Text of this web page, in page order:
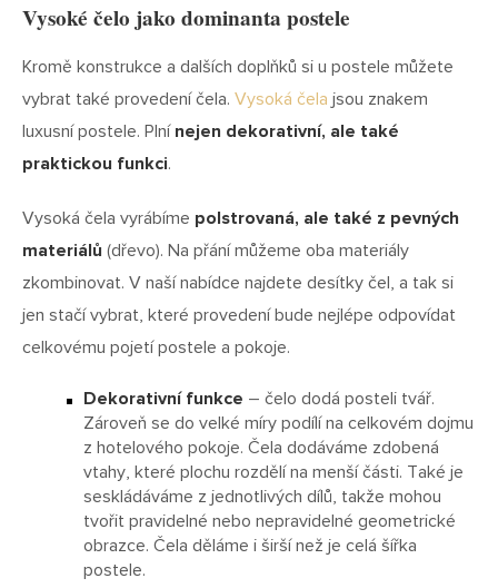
Vysoké čelo jako dominanta postele
Kromě konstrukce a dalších doplňků si u postele můžete
vybrat také provedení čela. Vysoká čela jsou znakem
luxusní postele. Plní nejen dekorativní, ale také
praktickou funkci.
Vysoká čela vyrábíme polstrovaná, ale také z pevných
materiálů (dřevo). Na přání můžeme oba materiály
zkombinovat. V naší nabídce najdete desítky čel, a tak si
jen stačí vybrat, které provedení bude nejlépe odpovídat
celkovému pojetí postele a pokoje.
Dekorativní funkce – čelo dodá posteli tvář.
Zároveň se do velké míry podílí na celkovém dojmu
z hotelového pokoje. Čela dodáváme zdobená
vtahy, které plochu rozdělí na menší části. Také je
seskládáváme z jednotlivých dílů, takže mohou
tvořit pravidelné nebo nepravidelné geometrické
obrazce. Čela děláme i širší než je celá šířka
postele.